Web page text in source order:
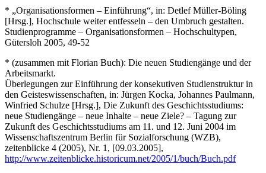
* „Organisationsformen – Einführung“, in: Detlef Müller-Böling
[Hrsg.], Hochschule weiter entfesseln – den Umbruch gestalten.
Studienprogramme – Organisationsformen – Hochschultypen,
Gütersloh 2005, 49-52
* (zusammen mit Florian Buch): Die neuen Studiengänge und der
Arbeitsmarkt.
Überlegungen zur Einführung der konsekutiven Studienstruktur in
den Geisteswissenschaften, in: Jürgen Kocka, Johannes Paulmann,
Winfried Schulze [Hrsg.], Die Zukunft des Geschichtsstudiums:
neue Studiengänge – neue Inhalte – neue Ziele? – Tagung zur
Zukunft des Geschichtsstudiums am 11. und 12. Juni 2004 im
Wissenschaftszentrum Berlin für Sozialforschung (WZB),
zeitenblicke 4 (2005), Nr. 1, [09.03.2005],
http://www.zeitenblicke.historicum.net/2005/1/buch/Buch.pdf